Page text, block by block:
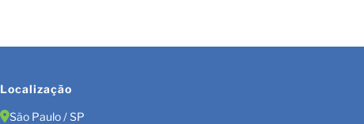
Localização
São Paulo / SP